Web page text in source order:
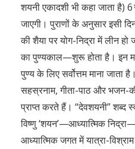
शयनी एकादशी भी कहा जाता है)
जाएगी। पुराणों के अनुसार इसी
की शैया पर योग-निद्रा में लीन
का पुण्यकाल—शुरू होता है। इन
पुण्य के लिए सर्वोत्तम माना
सहस्रनाम, गीता-पाठ और भजन-
प्राप्त करते हैं। “देवशयनी” शब्द
विष्णु ‘शयन’—आध्यात्मिक
आध्यात्मिक जगत में यात्रा-